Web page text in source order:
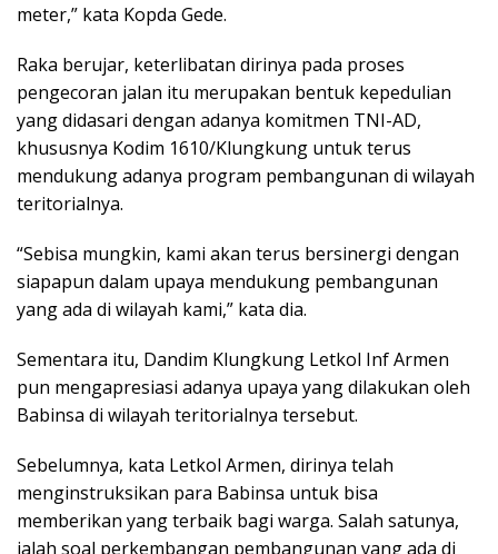
meter,” kata Kopda Gede.
Raka berujar, keterlibatan dirinya pada proses
pengecoran jalan itu merupakan bentuk kepedulian
yang didasari dengan adanya komitmen TNI-AD,
khususnya Kodim 1610/Klungkung untuk terus
mendukung adanya program pembangunan di wilayah
teritorialnya.
“Sebisa mungkin, kami akan terus bersinergi dengan
siapapun dalam upaya mendukung pembangunan
yang ada di wilayah kami,” kata dia.
Sementara itu, Dandim Klungkung Letkol Inf Armen
pun mengapresiasi adanya upaya yang dilakukan oleh
Babinsa di wilayah teritorialnya tersebut.
Sebelumnya, kata Letkol Armen, dirinya telah
menginstruksikan para Babinsa untuk bisa
memberikan yang terbaik bagi warga. Salah satunya,
ialah soal perkembangan pembangunan yang ada di